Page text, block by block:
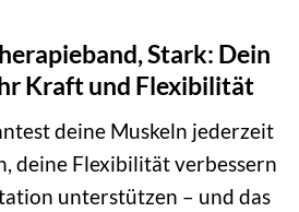
Stark: Dein
Kraft und Flexibilität
deine Muskeln jederzeit
deine Flexibilität verbessern
unterstützen – und das